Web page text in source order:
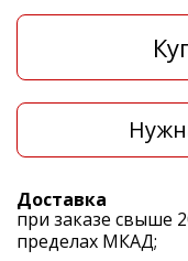
Доставка
при заказе свыше
пределах МКАД;